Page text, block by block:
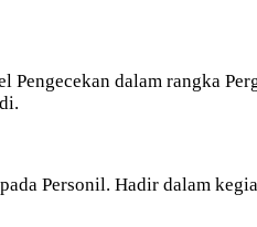
dalam rangka
Personil. Hadir dalam